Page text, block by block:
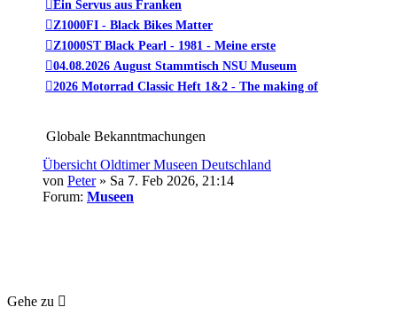
Ein Servus aus Franken
Z1000FI - Black Bikes Matter
Z1000ST Black Pearl - 1981 - Meine erste
04.08.2026 August Stammtisch NSU Museum
2026 Motorrad Classic Heft 1&2 - The making of
Globale Bekanntmachungen
Übersicht Oldtimer Museen Deutschland
von Peter» Sa 7. Feb 2026, 21:14
Forum: Museen
Gehe zu